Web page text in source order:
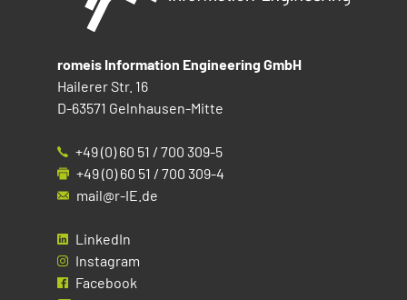
romeis Information Engineering GmbH
Hailerer Str. 16
D-63571 Gelnhausen-Mitte
+49 (0) 60 51 / 700 309-5
+49 (0) 60 51 / 700 309-4
mail@r-IE.de
LinkedIn
Instagram
Facebook